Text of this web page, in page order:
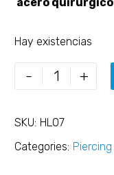
Hay existencias
- +
SKU: HL07
Categories: Piercing